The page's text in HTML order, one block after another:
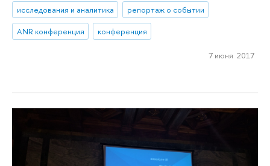
исследования и аналитика
репортаж о событии
ANR конференция
конференция
7 июня 2017